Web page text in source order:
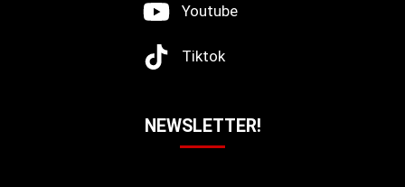
Youtube
Tiktok
NEWSLETTER!